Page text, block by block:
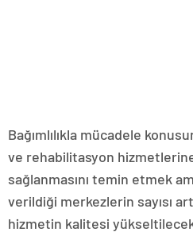
Bağımlılıkla mücadele
ve rehabilitasyon
sağlanmasını temin etmek
verildiği merkezlerin sayısı
hizmetin kalitesi